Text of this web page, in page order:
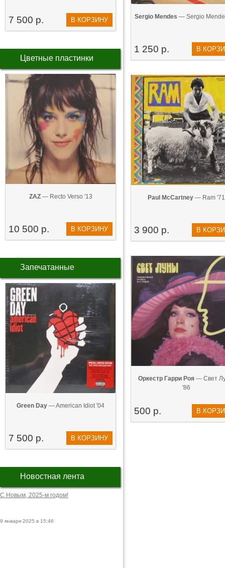
7 500 р. В КОРЗИНУ
Цветные пластинки
ZAZ— Recto Verso '13
10 500 р. В КОРЗИНУ
Запечатанные
Green Day — American Idiot '04
7 500 р. В КОРЗИНУ
Новостная лента
С Новым, 2025-м годом!
9 января 2025 в 15:46
Sergio Mendes — Sergio
1 250 р. В
Paul McCartney— Ram '71
3 900 р. В
Оркестр Гарри Роя — Свет
'86
500 р. В